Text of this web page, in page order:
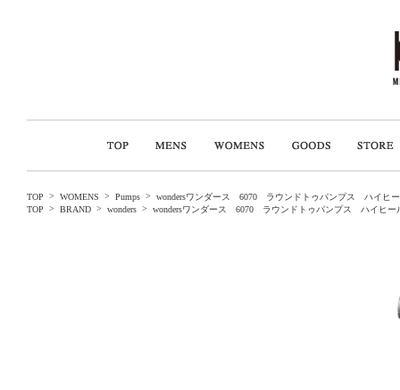
TOP > WOMENS > Pumps >
wondersワンダース 6070 ラウンドトゥパンプス ハイ
TOP
> BRAND > wonders > wondersワンダース 6070 ラウンドトゥパンプス ハイヒ